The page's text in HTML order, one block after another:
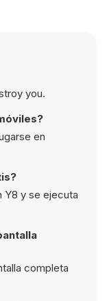
you.
en
Y8 y se ejecuta
completa